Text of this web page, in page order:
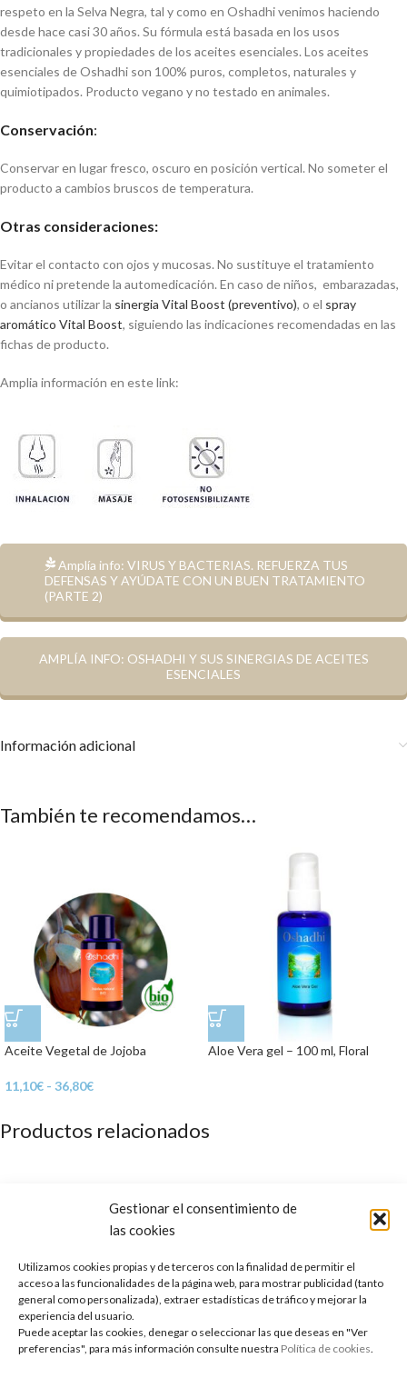
Gestionar el consentimiento de
las cookies
Utilizamos cookies propias y de terceros con la finalidad de permitir el
acceso a las funcionalidades de la página web, para mostrar publicidad (tanto
general como personalizada), extraer estadísticas de tráfico y mejorar la
experiencia del usuario.
Puede aceptar las cookies, denegar o seleccionar las que deseas en "Ver
preferencias", para más información consulte nuestra Política de cookies.
respeto en la Selva Negra, tal y como en Oshadhi venimos haciendo
desde hace casi 30 años. Su fórmula está basada en los usos
tradicionales y propiedades de los aceites esenciales. Los aceites
esenciales de Oshadhi son 100% puros, completos, naturales y
quimiotipados. Producto vegano y no testado en animales.
Conservación:
Conservar en lugar fresco, oscuro en posición vertical. No someter el
producto a cambios bruscos de temperatura.
Otras consideraciones:
Evitar el contacto con ojos y mucosas. No sustituye el tratamiento
médico ni pretende la automedicación. En caso de niños, embarazadas,
o ancianos utilizar la sinergia Vital Boost (preventivo), o el spray
aromático Vital Boost, siguiendo las indicaciones recomendadas en las
fichas de producto.
Amplia información en este link:
Amplía info: VIRUS Y BACTERIAS. REFUERZA TUS
DEFENSAS Y AYÚDATE CON UN BUEN TRATAMIENTO
(PARTE 2)
AMPLÍA INFO: OSHADHI Y SUS SINERGIAS DE ACEITES
ESENCIALES
Información adicional
También te recomendamos…
Aceite Vegetal de Jojoba
11,10€ - 36,80€
Aloe Vera gel – 100 ml, Floral
Productos relacionados